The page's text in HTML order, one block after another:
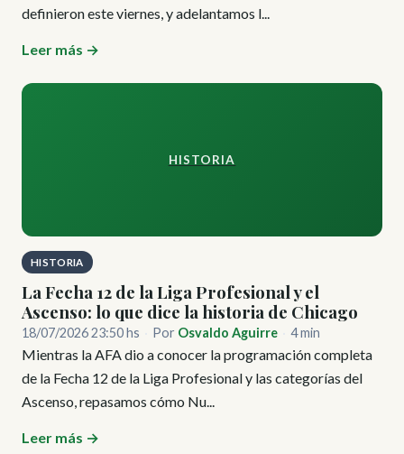
definieron este viernes, y adelantamos l...
Leer más →
HISTORIA
HISTORIA
La Fecha 12 de la Liga Profesional y el
Ascenso: lo que dice la historia de Chicago
18/07/2026 23:50 hs Por Osvaldo Aguirre 4 min
Mientras la AFA dio a conocer la programación completa
de la Fecha 12 de la Liga Profesional y las categorías del
Ascenso, repasamos cómo Nu...
Leer más →